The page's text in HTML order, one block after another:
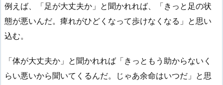
例えば、「足が大丈夫か」と聞かれれば、「きっと足の状
態が悪いんだ。痺れがひどくなって歩けなくなる」と思い
込む。
「体が大丈夫か」と聞かれれば「きっともう助からないく
らい悪いから聞いてくるんだ。じゃあ余命はいつだ」と思